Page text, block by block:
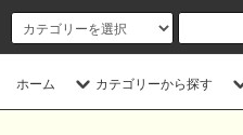
ホーム カテゴリーから探す